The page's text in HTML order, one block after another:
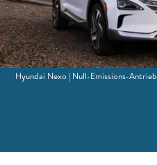
Hyundai Nexo | Null-Emissions-Antrieb